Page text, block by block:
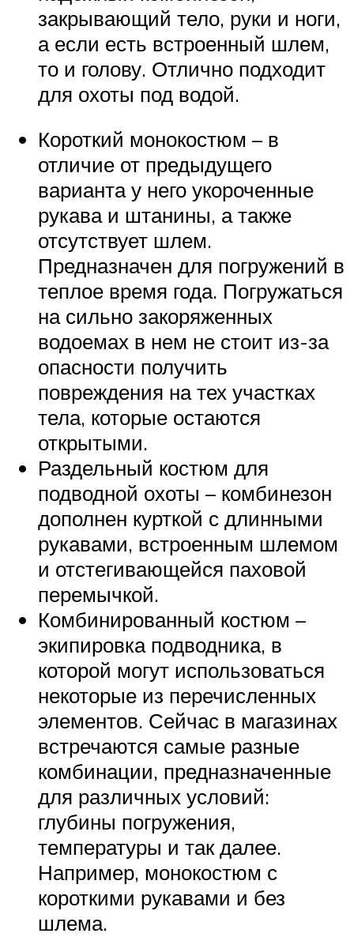
закрывающий тело, руки и ноги,
а если есть встроенный шлем,
то и голову. Отлично подходит
для охоты под водой.
Короткий монокостюм – в
отличие от предыдущего
варианта у него укороченные
рукава и штанины, а также
отсутствует шлем.
Предназначен для погружений в
теплое время года. Погружаться
на сильно закоряженных
водоемах в нем не стоит из-за
опасности получить
повреждения на тех участках
тела, которые остаются
открытыми.
Раздельный костюм для
подводной охоты – комбинезон
дополнен курткой с длинными
рукавами, встроенным шлемом
и отстегивающейся паховой
перемычкой.
Комбинированный костюм –
экипировка подводника, в
которой могут использоваться
некоторые из перечисленных
элементов. Сейчас в магазинах
встречаются самые разные
комбинации, предназначенные
для различных условий:
глубины погружения,
температуры и так далее.
Например, монокостюм с
короткими рукавами и без
шлема.